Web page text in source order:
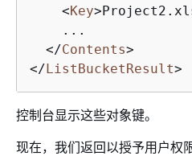
<Key>
    ...
</Contents>
</ListBucketResult>
控制台显示这些对象键。
现在，我们返回以授予用户权